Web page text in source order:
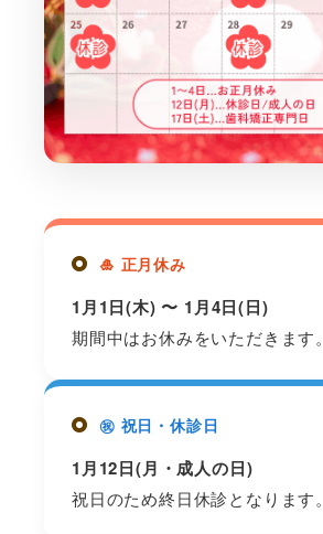
🎍 正月休み
1月1日(木) 〜 1月4日(日)
期間中はお休みをいただきます。
㊗️ 祝日・休診日
1月12日(月・成人の日)
祝日のため終日休診となります。